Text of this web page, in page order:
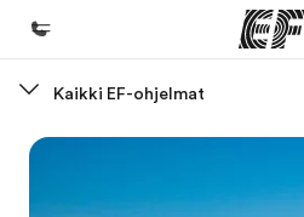
Tervetuloa EF:n maailmaan
Kaikki EF-ohjelmat
Kaikki EF-ohjelmat